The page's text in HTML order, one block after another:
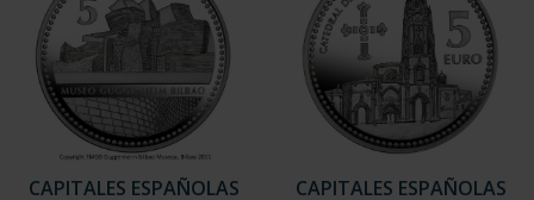
CAPITALES ESPAÑOLAS
CAPITALES ESPAÑOLAS